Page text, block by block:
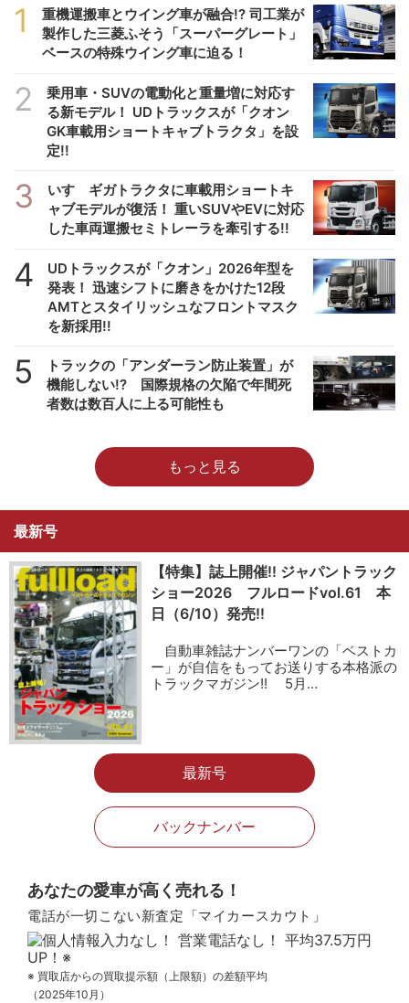
1
重機運搬車とウイング車が融合!? 司工業が
製作した三菱ふそう「スーパーグレート」
ベースの特殊ウイング車に迫る！
2
乗用車・SUVの電動化と重量増に対応す
る新モデル！ UDトラックスが「クオン
GK車載用ショートキャブトラクタ」を設
定!!
3
いすゞギガトラクタに車載用ショートキ
ャブモデルが復活！ 重いSUVやEVに対応
した車両運搬セミトレーラを牽引する!!
4
UDトラックスが「クオン」2026年型を
発表！ 迅速シフトに磨きをかけた12段
AMTとスタイリッシュなフロントマスク
を新採用!!
5
トラックの「アンダーラン防止装置」が
機能しない!? 国際規格の欠陥で年間死
者数は数百人に上る可能性も
もっと見る
最新号
【特集】誌上開催!! ジャパントラック
ショー2026 フルロードvol.61 本
日（6/10）発売!!
自動車雑誌ナンバーワンの「ベストカ
ー」が自信をもってお送りする本格派の
トラックマガジン!! 5月…
最新号
バックナンバー
あなたの愛車が高く売れる！
電話が一切こない新査定「マイカースカウト」
※ 買取店からの買取提示額（上限額）の差額平均
（2025年10月）